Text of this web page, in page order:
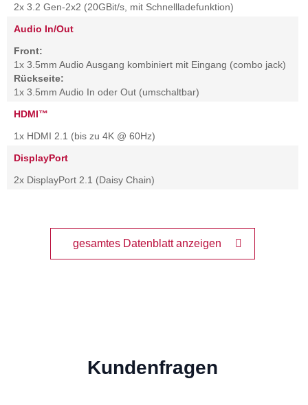
2x 3.2 Gen-2x2 (20GBit/s, mit Schnellladefunktion)
Audio In/Out
Front:
1x 3.5mm Audio Ausgang kombiniert mit Eingang (combo jack)
Rückseite:
1x 3.5mm Audio In oder Out (umschaltbar)
HDMI™
1x HDMI 2.1 (bis zu 4K @ 60Hz)
DisplayPort
2x DisplayPort 2.1 (Daisy Chain)
gesamtes Datenblatt anzeigen
Kundenfragen